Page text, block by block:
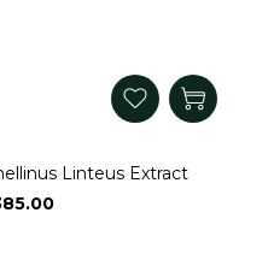
Linteus Extract